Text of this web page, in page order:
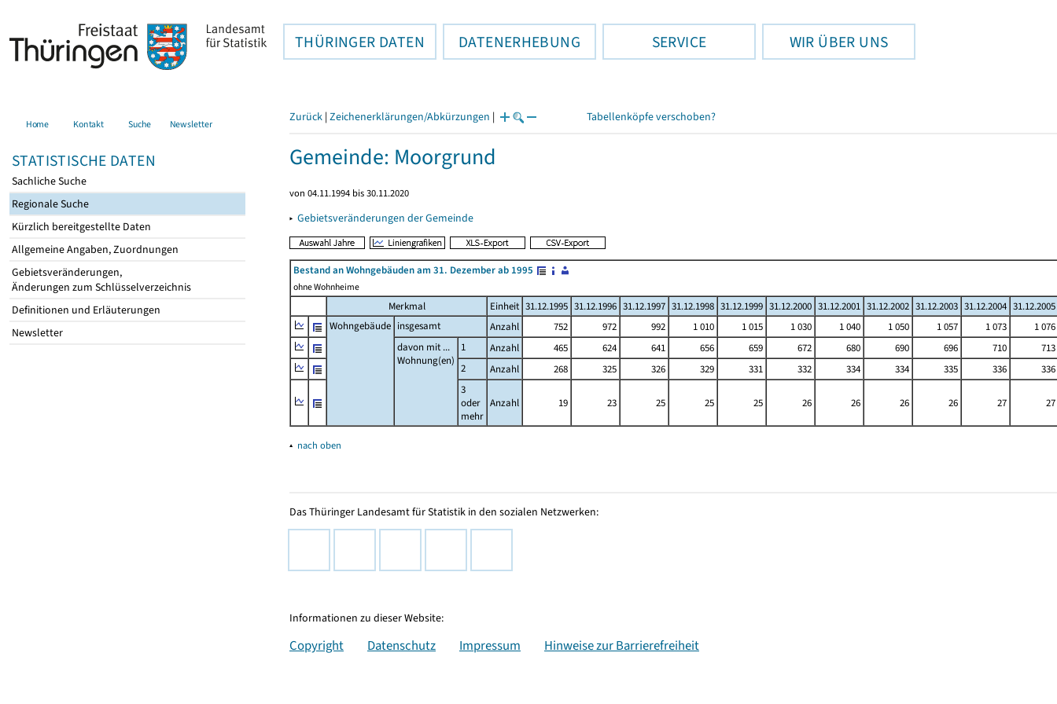
THÜRINGER DATEN DATENERHEBUNG SERVICE WIR ÜBER UNS
Home Kontakt Suche Newsletter
STATISTISCHE DATEN
Sachliche Suche
Regionale Suche
Kürzlich bereitgestellte Daten
Allgemeine Angaben, Zuordnungen
Gebietsveränderungen,
Änderungen zum Schlüsselverzeichnis
Definitionen und Erläuterungen
Newsletter
Zurück | Zeichenerklärungen/Abkürzungen | Tabellenköpfe verschoben?
Gemeinde: Moorgrund
von 04.11.1994 bis 30.11.2020
▸ Gebietsveränderungen der Gemeinde
Bestand an Wohngebäuden am 31. Dezember ab 1995
ohne Wohnheime
Merkmal Einheit 31.12.1995 31.12.1996 31.12.1997 31.12.1998 31.12.1999 31.12.2000 31.12.2001 31.12.2002 31.12.2003 31.12.2004 31.12.2005
Wohngebäude insgesamt Anzahl 752 972 992 1 010 1 015 1 030 1 040 1 050 1 057 1 073
1 076
davon mit ...
Wohnung(en)
1 Anzahl 465 624 641 656 659 672 680 690 696 710
713
2
Anzahl 268 325 326 329 331 332 334 334 335 336
336
3
oder
mehr
Anzahl 19 23 25 25 25 26 26 26 26 27 27
▴ nach oben
Das Thüringer Landesamt für Statistik in den sozialen Netzwerken:
Informationen zu dieser Website:
Copyright Datenschutz Impressum Hinweise zur Barrierefreiheit